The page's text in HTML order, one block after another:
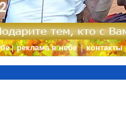
|реклама в небе|контакты